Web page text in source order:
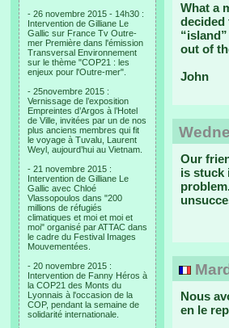
- 26 novembre 2015 - 14h30 :
Intervention de Gilliane Le
Gallic sur France Tv Outre-
mer Première dans l'émission
Transversal Environnement
sur le thème "COP21 : les
enjeux pour l'Outre-mer".
- 25novembre 2015 :
Vernissage de l’exposition
Empreintes d’Argos à l’Hotel
de Ville, invitées par un de nos
plus anciens membres qui fit
le voyage à Tuvalu, Laurent
Weyl, aujourd’hui au Vietnam.
- 21 novembre 2015 :
Intervention de Gilliane Le
Gallic avec Chloé
Vlassopoulos dans "200
millions de réfugiés
climatiques et moi et moi et
moi" organisé par ATTAC dans
le cadre du Festival Images
Mouvementées.
- 20 novembre 2015 :
Intervention de Fanny Héros à
la COP21 des Monts du
Lyonnais à l'occasion de la
COP, pendant la semaine de
solidarité internationale.
What a
decided
out of
John
Our
is stuck
Nous
en le